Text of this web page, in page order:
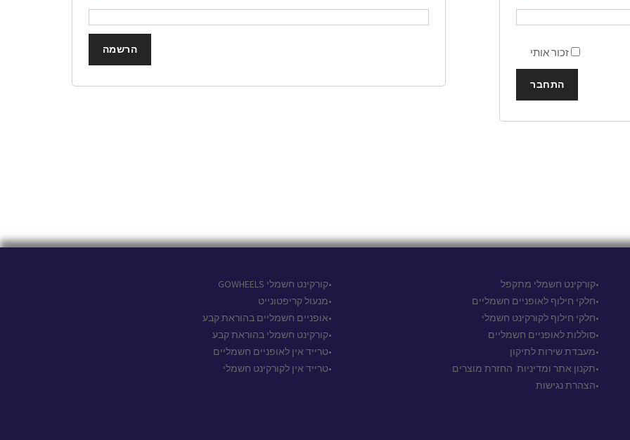
זכור אותי
התחבר
הרשמה
•קורקינט חשמלי מתקפל
•חלקי חילוף לאופניים חשמליים
•חלקי חילוף לקורקינט חשמלי
•סוללות לאופניים חשמליים
•מעבדת שירות לתיקון
•תקנון אתר ומדיניות החזרת מוצרים
•הצהרת נגישות
•קורקינט חשמלי GOWHEELS
•מנעול קריפטונייט
•אופניים חשמליים בהוראת קבע
•קורקינט חשמלי בהוראת קבע
•טרייד אין לאופניים חשמליים
•טרייד אין לקורקינט חשמלי